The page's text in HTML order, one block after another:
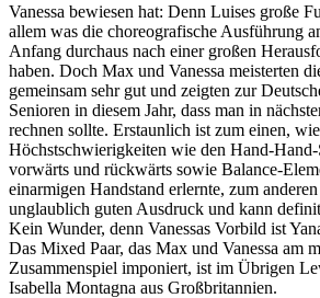
Vanessa bewiesen hat: Denn Luises große
allem was die choreografische Ausführung
Anfang durchaus nach einer großen
haben. Doch Max und Vanessa meisterten
gemeinsam sehr gut und zeigten zur
Senioren in diesem Jahr, dass man in
rechnen sollte. Erstaunlich ist zum einen,
Höchstschwierigkeiten wie den Hand-
vorwärts und rückwärts sowie Balance-
einarmigen Handstand erlernte, zum
unglaublich guten Ausdruck und kann
Kein Wunder, denn Vanessas Vorbild ist
Das Mixed Paar, das Max und Vanessa am
Zusammenspiel imponiert, ist im Übrigen
Isabella Montagna aus Großbritannien.